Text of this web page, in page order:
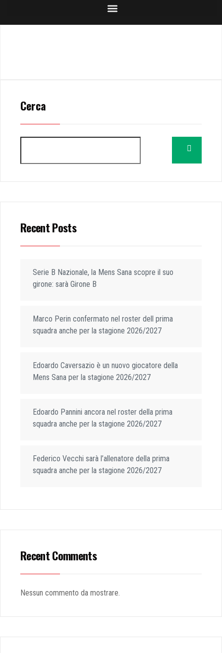
Cerca
Recent Posts
Serie B Nazionale, la Mens Sana scopre il suo
girone: sarà Girone B
Marco Perin confermato nel roster dell prima
squadra anche per la stagione 2026/2027
Edoardo Caversazio è un nuovo giocatore della
Mens Sana per la stagione 2026/2027
Edoardo Pannini ancora nel roster della prima
squadra anche per la stagione 2026/2027
Federico Vecchi sarà l’allenatore della prima
squadra anche per la stagione 2026/2027
Recent Comments
Nessun commento da mostrare.